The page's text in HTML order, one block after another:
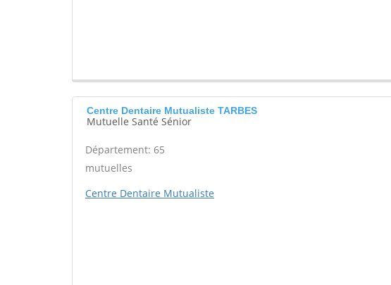
Centre Dentaire Mutualiste TARBES
Mutuelle Santé Sénior
Département: 65
mutuelles
Centre Dentaire Mutualiste